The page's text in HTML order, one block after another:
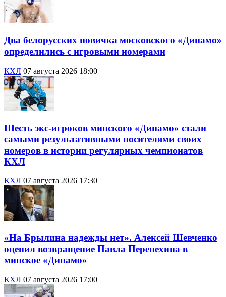
Два белорусских новичка московского «Динамо»
определились с игровыми номерами
КХЛ 07 августа 2026 18:00
Шесть экс-игроков минского «Динамо» стали
самыми результативными носителями своих
номеров в истории регулярных чемпионатов
КХЛ
КХЛ 07 августа 2026 17:30
«На Брылина надежды нет». Алексей Шевченко
оценил возвращение Павла Перепехина в
минское «Динамо»
КХЛ 07 августа 2026 17:00